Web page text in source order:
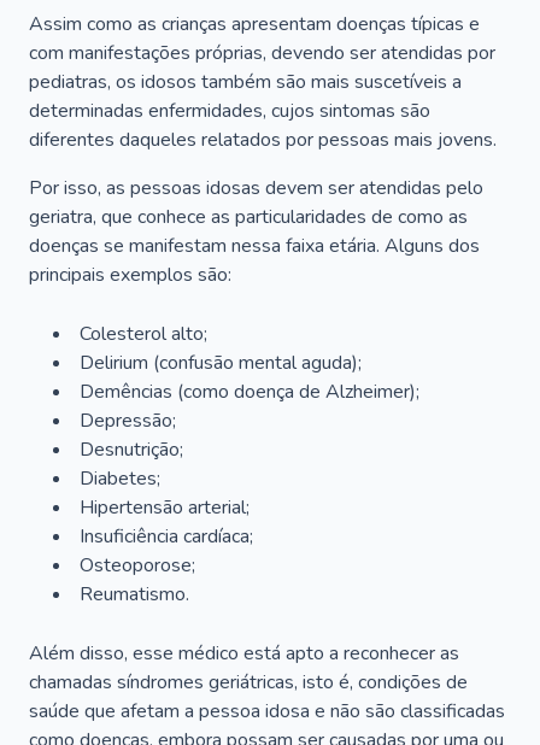
Assim como as crianças apresentam doenças típicas e
com manifestações próprias, devendo ser atendidas por
pediatras, os idosos também são mais suscetíveis a
determinadas enfermidades, cujos sintomas são
diferentes daqueles relatados por pessoas mais jovens.
Por isso, as pessoas idosas devem ser atendidas pelo
geriatra, que conhece as particularidades de como as
doenças se manifestam nessa faixa etária. Alguns dos
principais exemplos são:
Colesterol alto;
Delirium (confusão mental aguda);
Demências (como doença de Alzheimer);
Depressão;
Desnutrição;
Diabetes;
Hipertensão arterial;
Insuficiência cardíaca;
Osteoporose;
Reumatismo.
Além disso, esse médico está apto a reconhecer as
chamadas síndromes geriátricas, isto é, condições de
saúde que afetam a pessoa idosa e não são classificadas